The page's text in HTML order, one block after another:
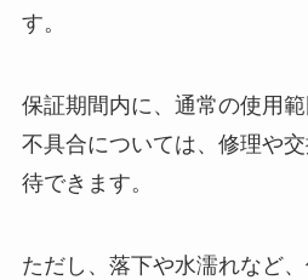
す。
保証期間内に、通常の使用
不具合については、修理や
待できます。
ただし、落下や水濡れなど